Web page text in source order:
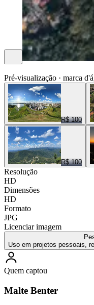
Pré-visualização · marca
R$ 100
R$ 100
Resolução
HD
Dimensões
HD
Formato
JPG
Licenciar imagem
Uso em projetos pessoais,
Quem captou
Malte Benter